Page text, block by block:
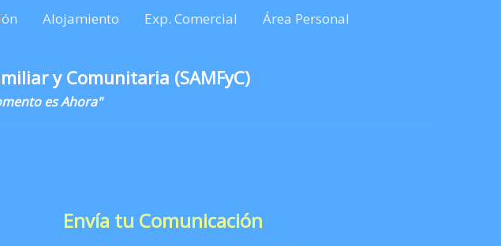
Alojamiento Exp. Comercial Área Personal
y Comunitaria (SAMFyC)
es Ahora"
Envía tu Comunicación